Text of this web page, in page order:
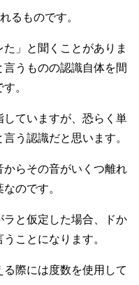
るものです。
」と聞くことがありま
うものの認識自体を間
。
していますが、恐らく単
う認識だと思います。
らその音がいくつ離れ
のです。
と仮定した場合、ドか
ことになります。
際には度数を使用して